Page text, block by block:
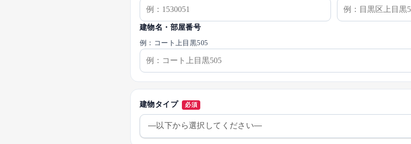
建物名・部屋番号
例：コート上目黒505
建物タイプ 必須